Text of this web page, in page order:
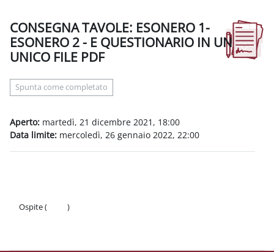
CONSEGNA TAVOLE: ESONERO 1-
ESONERO 2 - E QUESTIONARIO IN UN
UNICO FILE PDF
Spunta come completato
Aperto: martedì, 21 dicembre 2021, 18:00
Data limite: mercoledì, 26 gennaio 2022, 22:00
Ospite (
)